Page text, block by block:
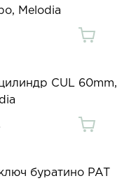
Melodia
CUL 60mm,
буратино PAT